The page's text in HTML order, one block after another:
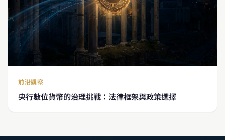
前沿觀察
央行數位貨幣的治理挑戰：法律框架與政策選擇